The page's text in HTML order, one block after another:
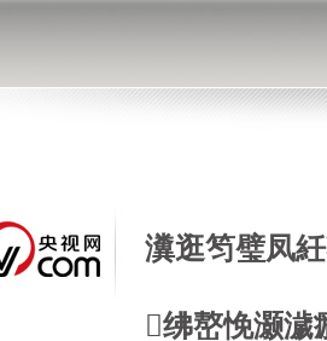
瀵逛笉璧凤
绋嶅悗灏